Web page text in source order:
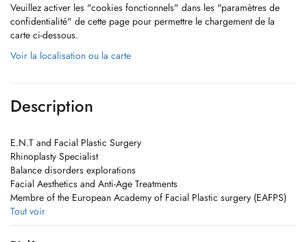
Veuillez activer les "cookies fonctionnels" dans les "paramètres de
confidentialité" de cette page pour permettre le chargement de la
carte ci-dessous.
Voir la localisation ou la carte
Description
E.N.T and Facial Plastic Surgery
Rhinoplasty Specialist
Balance disorders explorations
Facial Aesthetics and Anti-Age Treatments
Membre of the European Academy of Facial Plastic surgery (EAFPS)
since 2014
Pour des prises de rendez-vous esthétiques veuillez nous contacter par
Tout voir